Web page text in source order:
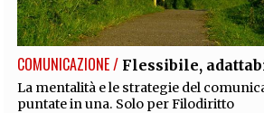
COMUNICAZIONE / Flessibile,
La mentalità e le strategie del
puntate in una. Solo per Filodiritto